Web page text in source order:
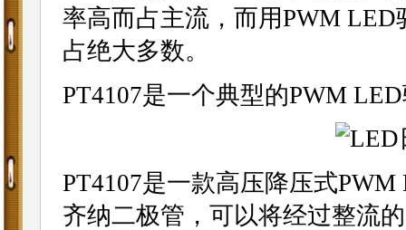
率高而占主流，而用PWM
占绝大多数。
PT4107是一个典型的PWM
PT4107是一款高压降压式
齐纳二极管，可以将经过整流